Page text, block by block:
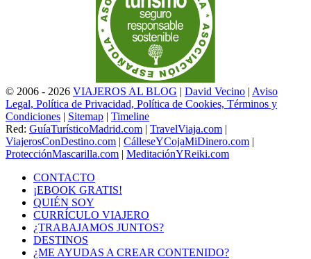
© 2006 - 2026 VIAJEROS AL BLOG | David Vecino | Aviso
Legal, Política de Privacidad, Política de Cookies, Términos y
Condiciones | Sitemap | Timeline
Red: GuíaTurísticoMadrid.com | TravelViaja.com |
ViajerosConDestino.com | CálleseYCojaMiDinero.com |
ProtecciónMascarilla.com | MeditaciónYReiki.com
CONTACTO
¡EBOOK GRATIS!
QUIÉN SOY
CURRÍCULO VIAJERO
¿TRABAJAMOS JUNTOS?
DESTINOS
¿ME AYUDAS A CREAR CONTENIDO?